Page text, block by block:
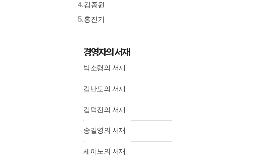
4.김종원
5.홍진기
경영자의 서재
박소령의 서재
김난도의 서재
김덕진의 서재
송길영의 서재
세이노의 서재